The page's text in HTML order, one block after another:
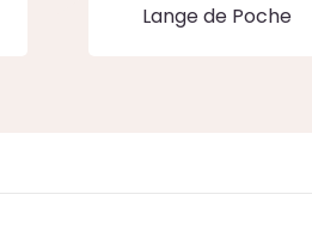
Lange de Poche